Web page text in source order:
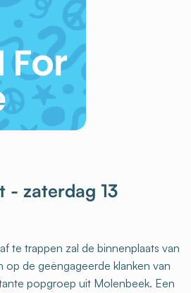
- zaterdag 13
te trappen zal de binnenplaats van
op de geëngageerde klanken van
popgroep uit Molenbeek. Een